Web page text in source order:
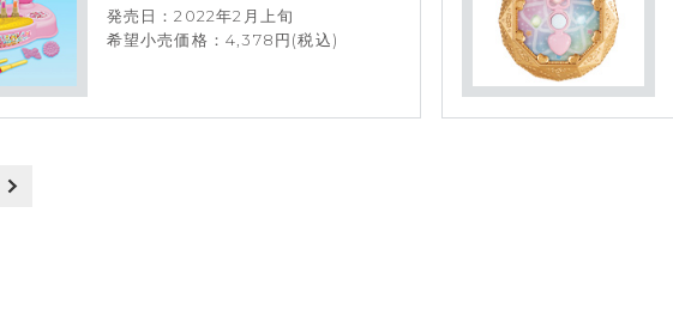
発売日：2022年2月上旬
希望小売価格：4,378円(税込)